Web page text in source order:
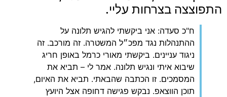
התפוצצה בצרחות עליי.
‏ח"כ סעדה: אני ביקשתי להגיש תלונה על
ההתנהלות נגד מפכ״ל המשטרה. זה מורכב. זה
ניגוד עניינים. ביקשתי מאורי כרמל באופן חריג
שיבוא איתי ונגיש תלונה. אמר לי – תביא את
המסמכים. זו הכתבה שהבאתי. תביא את האיום,
תוכן הווצאפ. נבקש פגישה דחופה אצל היועץ